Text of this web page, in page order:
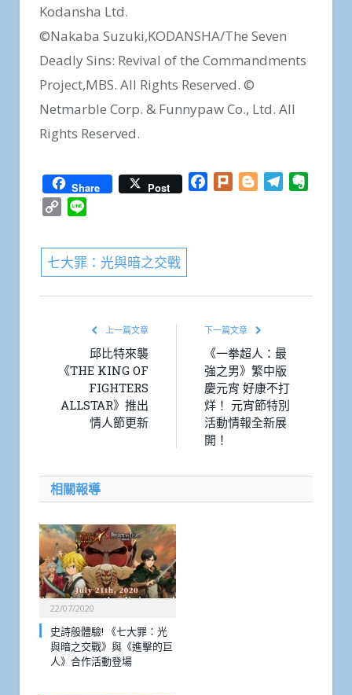
Kodansha Ltd.
©Nakaba Suzuki,KODANSHA/The Seven
Deadly Sins: Revival of the Commandments
Project,MBS. All Rights Reserved. ©
Netmarble Corp. & Funnypaw Co., Ltd. All
Rights Reserved.
Share Post Facebook
Plurk BloggerTelegram
Copy
七大罪：光與暗之交戰
上一篇文章
邱比特來襲
《THE KING OF
FIGHTERS
ALLSTAR》推出
情人節更新
下一篇文章
《一拳超人：最
強之男》繁中版
慶元宵 好康不打
烊！ 元宵節特別
活動情報全新展
開！
相關報導
22/07/2020
史詩般體驗! 《七大罪：光
與暗之交戰》與《進擊的巨
人》合作活動登場